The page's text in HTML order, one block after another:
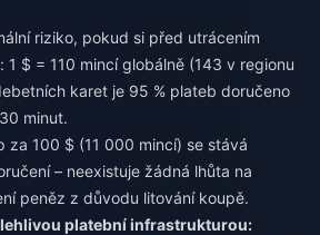
riziko, pokud si před utrácením
1 $ = 110 mincí globálně (143 v regionu
karet je 95 % plateb doručeno
minut.
za 100 $ (11 000 mincí) se stává
– neexistuje žádná lhůta na
peněz z důvodu litování koupě.
platební infrastrukturou: